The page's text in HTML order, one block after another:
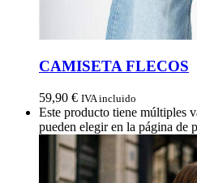
CAMISETA FLECOS
59,90 € IVA incluido
Este producto tiene múltiples
pueden elegir en la página de